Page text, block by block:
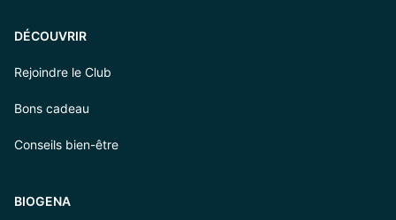
DÉCOUVRIR
Rejoindre le Club
Bons cadeau
Conseils bien-être
BIOGENA